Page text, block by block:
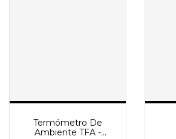
Termómetro De
Ambiente TFA -